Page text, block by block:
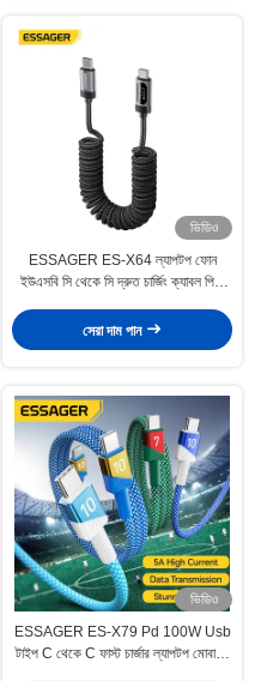
ভিডিও
ESSAGER ES-X64 ল্যাপটপ ফোন
ইউএসবি সি থেকে সি দ্রুত চার্জিং ক্যাবল পিডি
সেরা দাম পান
ভিডিও
ESSAGER ES-X79 Pd 100W Usb
টাইপ C থেকে C ফাস্ট চার্জার ল্যাপটপ মোবাইল